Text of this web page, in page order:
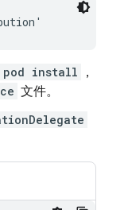
pod install
，
文件。